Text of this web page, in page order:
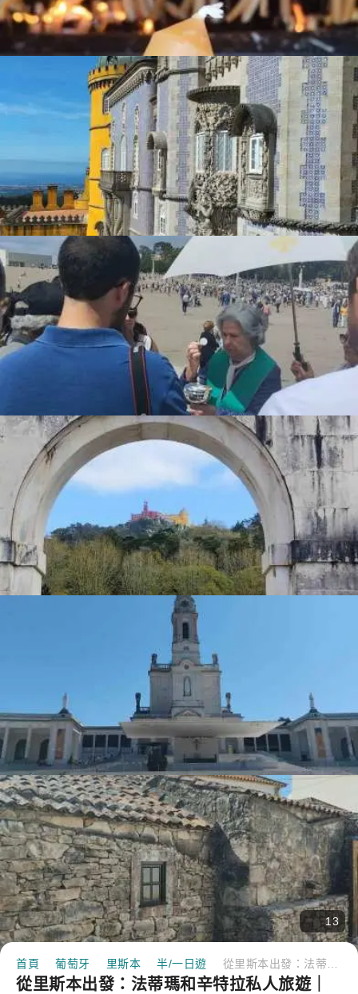
13
首頁 葡萄牙 里斯本 半/一日遊
從里斯本出發：法蒂瑪和辛特拉私人旅遊｜